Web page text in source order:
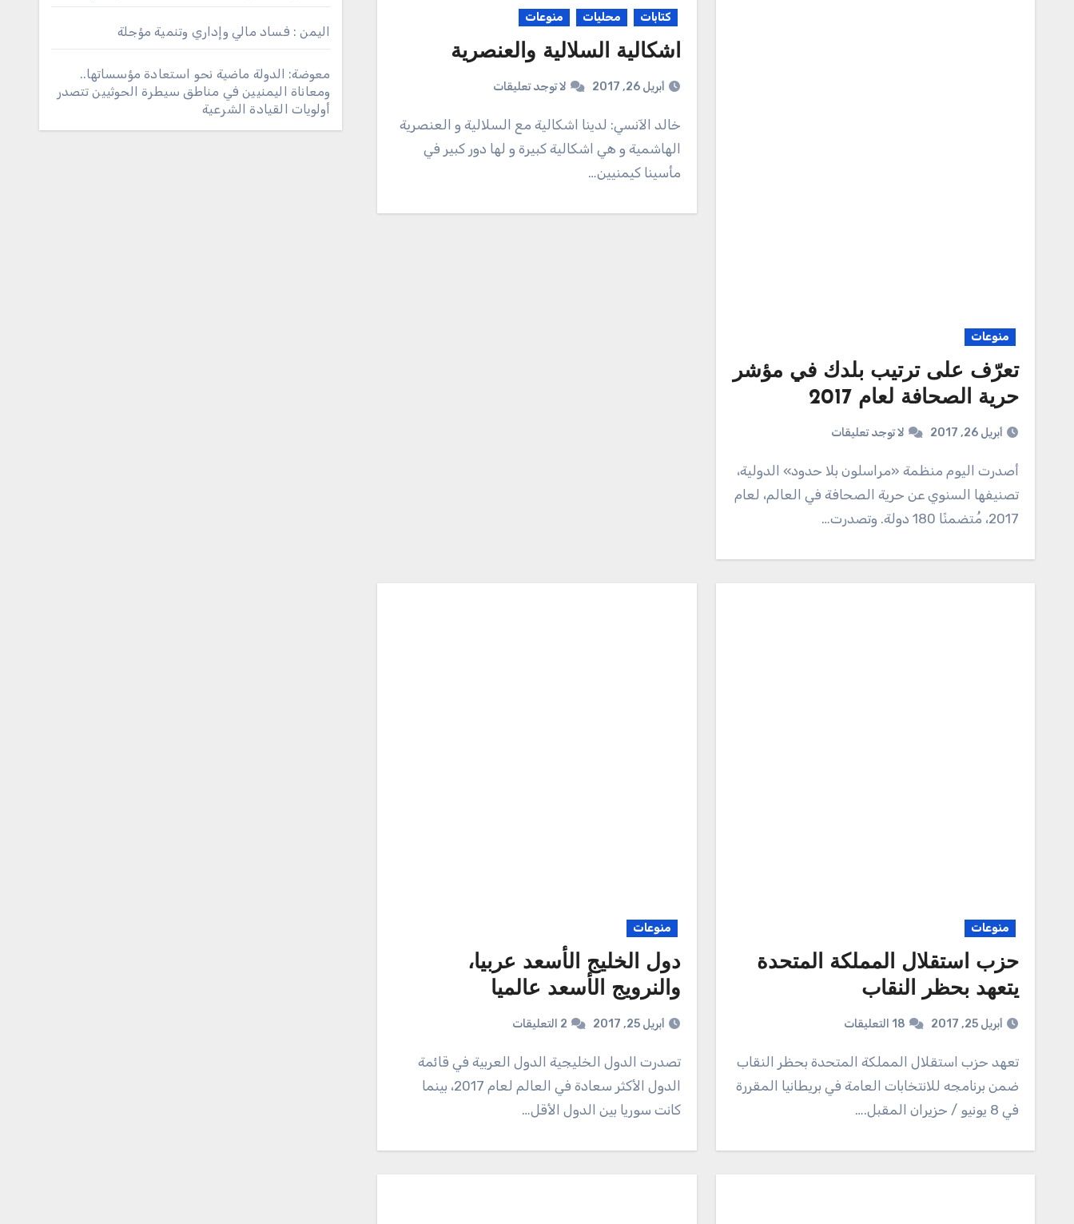
منوعات
تعرّف على ترتيب بلدك في مؤشر
حرية الصحافة لعام 2017
أبريل 26, 2017 لا توجد تعليقات
أصدرت اليوم منظمة «مراسلون بلا حدود» الدولية،
تصنيفها السنوي عن حرية الصحافة في العالم، لعام
2017، مُتضمنًا 180 دولة. وتصدرت…
كتابات محليات منوعات
اشكالية السلالية والعنصرية
أبريل 26, 2017 لا توجد تعليقات
خالد الآنسي: لدينا اشكالية مع السلالية و العنصرية
الهاشمية و هي اشكالية كبيرة و لها دور كبير في
مأسينا كيمنيين…
منوعات
حزب استقلال المملكة المتحدة
يتعهد بحظر النقاب
أبريل 25, 2017 18 التعليقات
تعهد حزب استقلال المملكة المتحدة بحظر النقاب
ضمن برنامجه للانتخابات العامة في بريطانيا المقررة
في 8 يونيو / حزيران المقبل.…
منوعات
دول الخليج الأسعد عربيا،
والنرويج الأسعد عالميا
أبريل 25, 2017 2 التعليقات
تصدرت الدول الخليجية الدول العربية في قائمة
الدول الأكثر سعادة في العالم لعام 2017، بينما
كانت سوريا بين الدول الأقل…
اليمن : فساد مالي وإداري وتنمية مؤجلة
معوضة: الدولة ماضية نحو استعادة مؤسساتها..
ومعاناة اليمنيين في مناطق سيطرة الحوثيين تتصدر
أولويات القيادة الشرعية